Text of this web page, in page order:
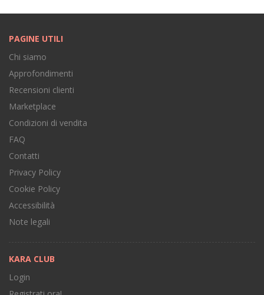
PAGINE UTILI
Chi siamo
Approfondimenti
Recensioni clienti
Marketplace
Condizioni di vendita
FAQ
Contatti
Privacy Policy
Cookie Policy
Accessibilità
Note legali
KARA CLUB
Login